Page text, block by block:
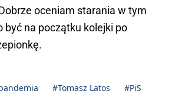
oceniam starania w tym
być na początku kolejki po
#Tomasz Latos #PiS